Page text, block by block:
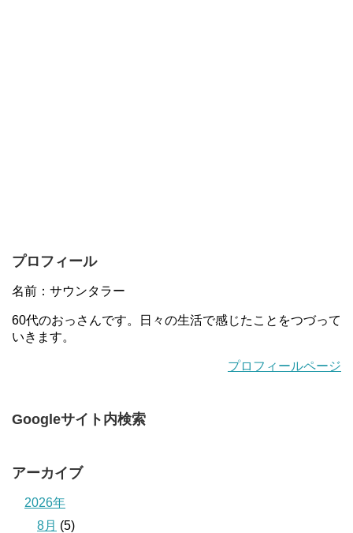
プロフィール
名前：サウンタラー
60代のおっさんです。日々の生活で感じたことをつづって
いきます。
プロフィールページ
Googleサイト内検索
アーカイブ
2026年
8月 (5)